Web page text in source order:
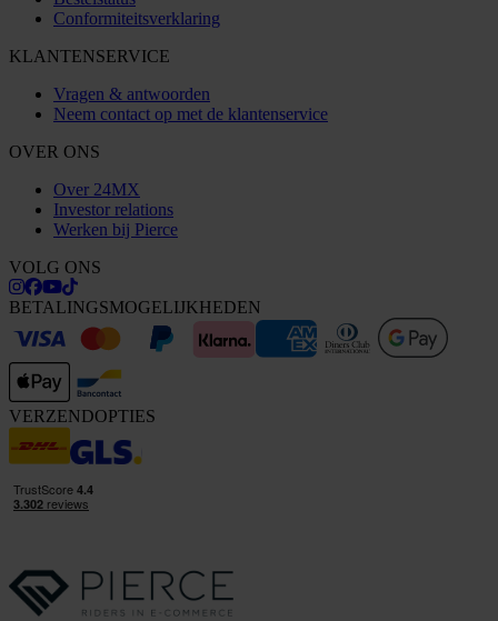
Conformiteitsverklaring
KLANTENSERVICE
Vragen & antwoorden
Neem contact op met de klantenservice
OVER ONS
Over 24MX
Investor relations
Werken bij Pierce
VOLG ONS
BETALINGSMOGELIJKHEDEN
VERZENDOPTIES